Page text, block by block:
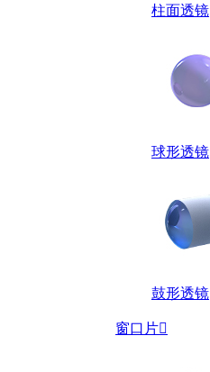
柱面透镜
球形透镜
鼓形透镜
窗口片